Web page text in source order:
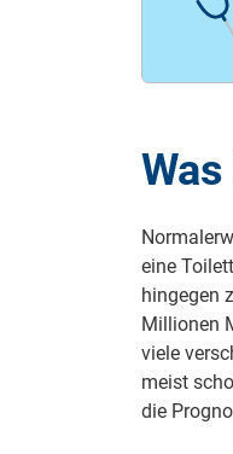
eine
hingegen
Millionen
viele
meist
die